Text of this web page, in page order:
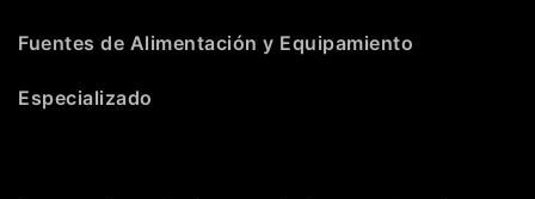
Fuentes de Alimentación y Equipamiento
Especializado